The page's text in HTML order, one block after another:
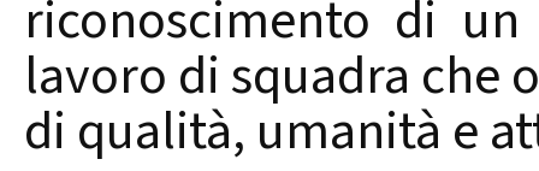
riconoscimento di
lavoro di squadra che
di qualità, umanità e